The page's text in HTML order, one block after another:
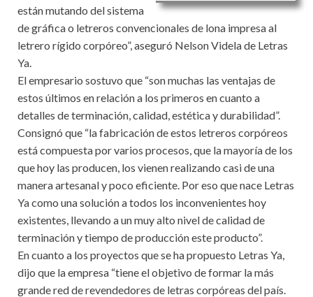
están mutando del sistema
de gráfica o letreros convencionales de lona impresa al
letrero rígido corpóreo”, aseguró Nelson Videla de Letras
Ya.
El empresario sostuvo que “son muchas las ventajas de
estos últimos en relación a los primeros en cuanto a
detalles de terminación, calidad, estética y durabilidad”.
Consignó que “la fabricación de estos letreros corpóreos
está compuesta por varios procesos, que la mayoría de los
que hoy las producen, los vienen realizando casi de una
manera artesanal y poco eficiente. Por eso que nace Letras
Ya como una solución a todos los inconvenientes hoy
existentes, llevando a un muy alto nivel de calidad de
terminación y tiempo de producción este producto”.
En cuanto a los proyectos que se ha propuesto Letras Ya,
dijo que la empresa “tiene el objetivo de formar la más
grande red de revendedores de letras corpóreas del país.